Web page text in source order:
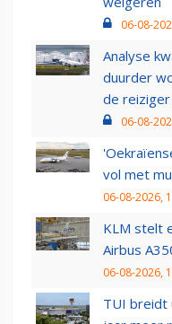
06-08-
Analyse
duurder
de reiziger
06-08-
vol met
06-08-2026,
KLM stelt
Airbus
06-08-2026,
TUI breidt